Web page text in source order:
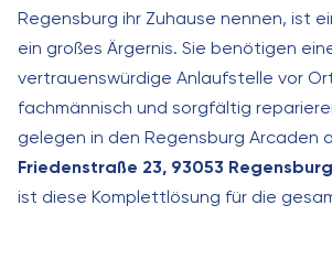
Regensburg ihr Zuhause nennen, ist
ein großes Ärgernis. Sie benötigen
vertrauenswürdige Anlaufstelle vor
fachmännisch und sorgfältig
gelegen in den Regensburg Arcaden
Friedenstraße 23, 93053
ist diese Komplettlösung für die